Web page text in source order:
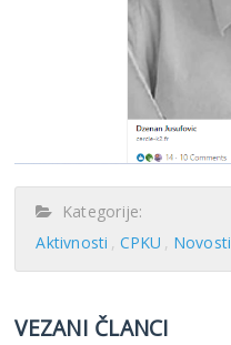
Kategorije:
Aktivnosti
CPKU Novosti
VEZANI ČLANCI